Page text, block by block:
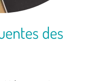
des